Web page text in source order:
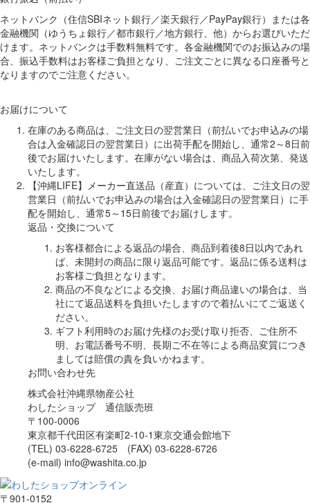
ネットバンク（住信SBIネット銀行／楽天銀行／PayPay銀行）または各
金融機関（ゆうちょ銀行／都市銀行／地方銀行、他）からお選びいただ
けます。ネットバンクは手数料無料です。各金融機関でのお振込みの場
合、振込手数料はお客様ご負担となり、ご注文ごとに異なる口座番号と
なりますのでご注意ください。
お届けについて
在庫のある商品は、ご注文日の翌営業日（前払いでお申込みの場
合は入金確認日の翌営業日）に出荷手配を開始し、通常2～8日前
後でお届けいたします。在庫がない場合は、商品入荷次第、発送
いたします。
【沖縄LIFE】メーカー直送品（産直）については、ご注文日の翌
営業日（前払いでお申込みの場合は入金確認日の翌営業日）に手
配を開始し、通常5～15日前後でお届けします。
返品・交換について
お客様都合による返品の場合、商品到着後8日以内であれ
ば、未開封の商品に限り返品可能です。返品に係る送料は
お客様ご負担となります。
商品の不良などによる交換、お届け商品違いの場合は、当
社にて返品送料を負担いたしますので着払いにてご返送く
ださい。
ギフト利用時のお届け先様のお受け取り拒否、ご住所不
明、お電話番号不明、長期ご不在等による商品変質につき
ましては賠償の責を負いかねます。
お問い合わせ先
株式会社沖縄県物産公社
わしたショップ 通信販売班
〒100-0006
東京都千代田区有楽町2-10-1東京交通会館地下
(TEL) 03-6228-6725 (FAX) 03-6228-6726
(e-mail) info@washita.co.jp
〒901-0152